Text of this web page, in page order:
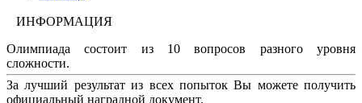
ИНФОРМАЦИЯ
Олимпиада состоит из 10 вопросов разного уровня
сложности.
За лучший результат из всех попыток Вы можете получить
официальный наградной документ.